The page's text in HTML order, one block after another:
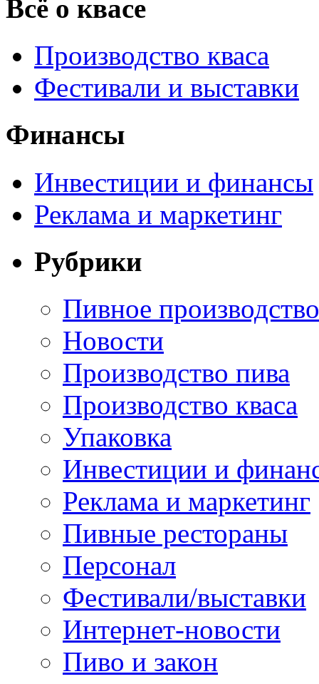
Всё о квасе
Производство кваса
Фестивали и выставки
Финансы
Инвестиции и финансы
Реклама и маркетинг
Рубрики
Пивное производство
Новости
Производство пива
Производство кваса
Упаковка
Инвестиции и
Реклама и маркетинг
Пивные рестораны
Персонал
Фестивали/выставки
Интернет-новости
Пиво и закон